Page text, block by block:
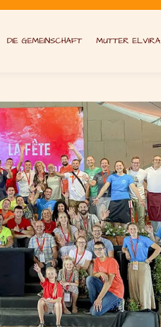
DIE GEMEINSCHAFT MUTTER ELVIRA